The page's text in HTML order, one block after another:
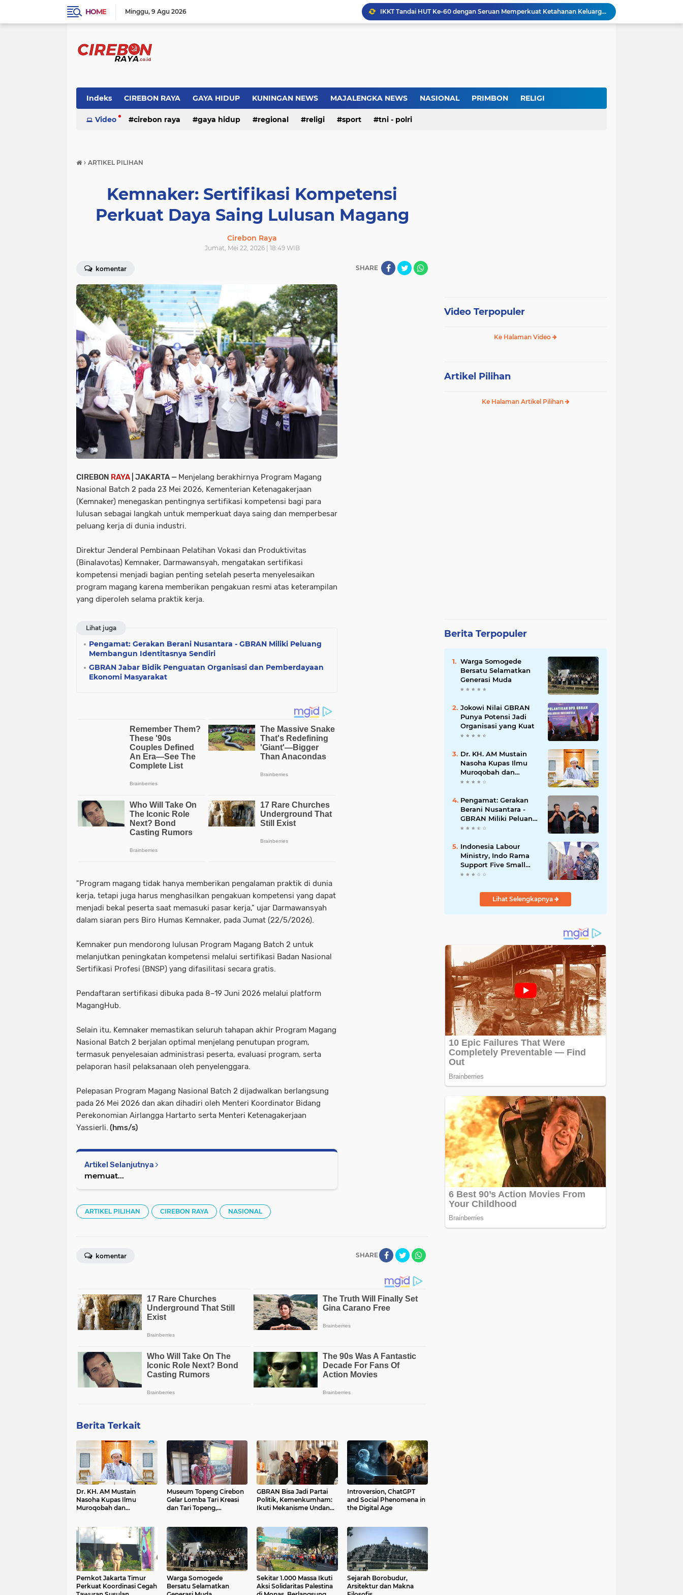
HOME Minggu 9 Agu 2026
IKKT Tandai HUT Ke-60 dengan Seruan Memperkuat Ketahanan Keluarga TNI
Warga Somogede Bersatu Selamatkan Generasi Muda
Jokowi Nilai GBRAN Punya Potensi Jadi Organisasi yang Kuat
Indeks CIREBON RAYA GAYA HIDUP KUNINGAN NEWS MAJALENGKA NEWS NASIONAL PRIMBON RELIGI
Video cirebon raya gaya hidup regional religi sport tni - polri
› ARTIKEL PILIHAN
Kemnaker: Sertifikasi Kompetensi
Perkuat Daya Saing Lulusan Magang
Cirebon Raya
Jumat, Mei 22, 2026 | 18:49 WIB
komentar SHARE
CIREBON RAYA | JAKARTA — Menjelang berakhirnya Program Magang
Nasional Batch 2 pada 23 Mei 2026, Kementerian Ketenagakerjaan
(Kemnaker) menegaskan pentingnya sertifikasi kompetensi bagi para
lulusan sebagai langkah untuk memperkuat daya saing dan memperbesar
peluang kerja di dunia industri.
Direktur Jenderal Pembinaan Pelatihan Vokasi dan Produktivitas
(Binalavotas) Kemnaker, Darmawansyah, mengatakan sertifikasi
kompetensi menjadi bagian penting setelah peserta menyelesaikan
program magang karena memberikan pengakuan resmi atas keterampilan
yang diperoleh selama praktik kerja.
Lihat juga
Pengamat: Gerakan Berani Nusantara - GBRAN Miliki Peluang
Membangun Identitasnya Sendiri
GBRAN Jabar Bidik Penguatan Organisasi dan Pemberdayaan
Ekonomi Masyarakat
"Program magang tidak hanya memberikan pengalaman praktik di dunia
kerja, tetapi juga harus menghasilkan pengakuan kompetensi yang dapat
menjadi bekal peserta saat memasuki pasar kerja," ujar Darmawansyah
dalam siaran pers Biro Humas Kemnaker, pada Jumat (22/5/2026).
Kemnaker pun mendorong lulusan Program Magang Batch 2 untuk
melanjutkan peningkatan kompetensi melalui sertifikasi Badan Nasional
Sertifikasi Profesi (BNSP) yang difasilitasi secara gratis.
Pendaftaran sertifikasi dibuka pada 8–19 Juni 2026 melalui platform
MagangHub.
Selain itu, Kemnaker memastikan seluruh tahapan akhir Program Magang
Nasional Batch 2 berjalan optimal menjelang penutupan program,
termasuk penyelesaian administrasi peserta, evaluasi program, serta
pelaporan hasil pelaksanaan oleh penyelenggara.
Pelepasan Program Magang Nasional Batch 2 dijadwalkan berlangsung
pada 26 Mei 2026 dan akan dihadiri oleh Menteri Koordinator Bidang
Perekonomian Airlangga Hartarto serta Menteri Ketenagakerjaan
Yassierli. (hms/s)
Artikel Selanjutnya
memuat...
ARTIKEL PILIHAN CIREBON RAYA NASIONAL
SHARE
komentar
Berita Terkait
Dr. KH. AM Mustain
Nasoha Kupas Ilmu
Muroqobah dan
Museum Topeng Cirebon
Gelar Lomba Tari Kreasi
dan Tari Topeng,
GBRAN Bisa Jadi Partai
Politik, Kemenkumham:
Ikuti Mekanisme Undang-
Introversion, ChatGPT
and Social Phenomena in
the Digital Age
Pemkot Jakarta Timur
Perkuat Koordinasi Cegah
Warga Somogede
Bersatu Selamatkan
Sekitar 1.000 Massa Ikuti
Aksi Solidaritas Palestina
Sejarah Borobudur,
Arsitektur dan Makna
Video Terpopuler
Ke Halaman Video
Artikel Pilihan
Ke Halaman Artikel Pilihan
Berita Terpopuler
Warga Somogede
Bersatu Selamatkan
Generasi Muda
Jokowi Nilai GBRAN
Punya Potensi Jadi
Organisasi yang Kuat
Dr. KH. AM Mustain
Nasoha Kupas Ilmu
Muroqobah dan
Ma'rifatullah dalam
Ulumuddin
Pengamat: Gerakan
Berani Nusantara -
GBRAN Miliki Peluang
Membangun
Indonesia Labour
Ministry, Indo Rama
Support Five Small
Businesses in West
Lihat Selengkapnya